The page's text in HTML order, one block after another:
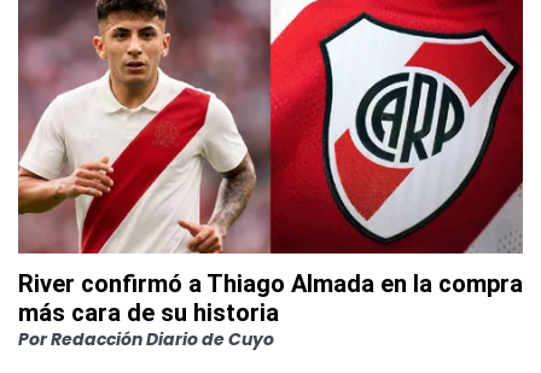
River confirmó a Thiago Almada en la compra
más cara de su historia
PorRedacción Diario de Cuyo